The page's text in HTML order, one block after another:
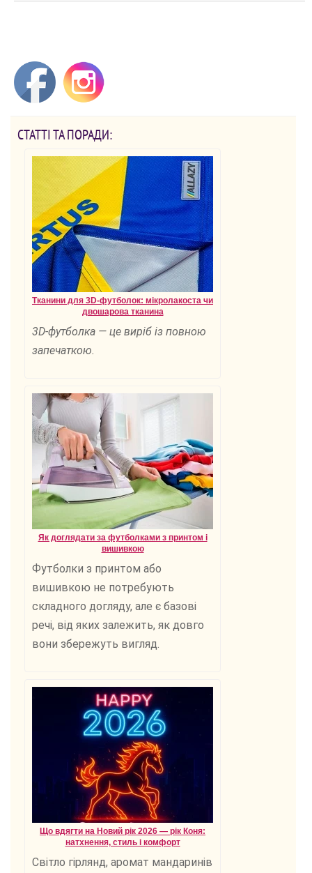
СТАТТІ ТА ПОРАДИ:
Тканини для 3D-футболок: мікролакоста чи
двошарова тканина
3D-футболка — це виріб із повною
запечаткою.
Як доглядати за футболками з принтом і
вишивкою
Футболки з принтом або
вишивкою не потребують
складного догляду, але є базові
речі, від яких залежить, як довго
вони збережуть вигляд.
Що вдягти на Новий рік 2026 — рік Коня:
натхнення, стиль і комфорт
Світло гірлянд, аромат мандаринів